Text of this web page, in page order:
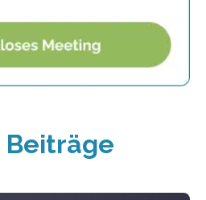
Beiträge